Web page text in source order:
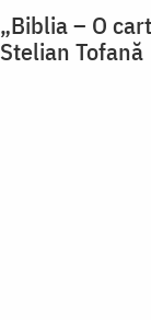
„Biblia – O
Stelian Tofană